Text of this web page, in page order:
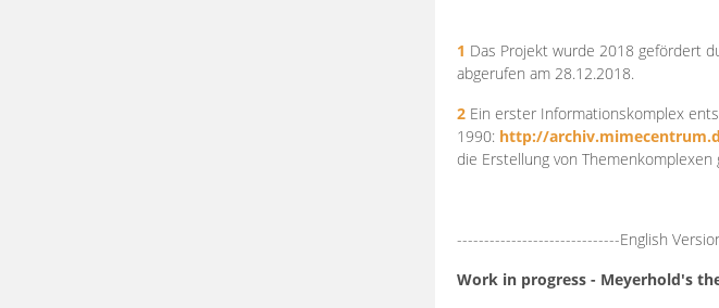
1 Das Projekt wurde 2018 gefördert
abgerufen am 28.12.2018.
2 Ein erster Informationskomplex
1990: http://
die Erstellung von
------------------------------English
Work in progress - Meyerhold's